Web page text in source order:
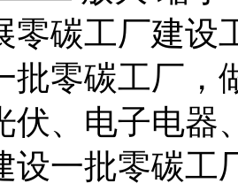
零碳工厂建
批零碳工厂，
伏、电子电器
设一批零碳工